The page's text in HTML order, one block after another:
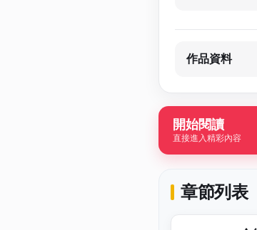
作品資料
開始閱讀
直接進入精彩內容
章節列表